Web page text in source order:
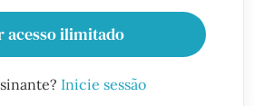
acesso ilimitado
Inicie sessão